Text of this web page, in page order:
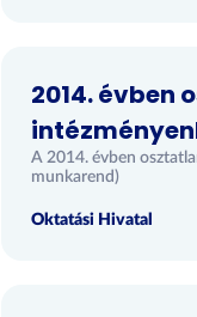
2014. évben
A 2014. évben
munkarend)
Oktatási Hivatal